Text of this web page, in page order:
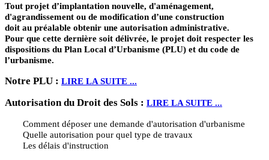
Tout projet d’implantation nouvelle, d'aménagement,
d'agrandissement ou de modification d’une construction
doit au préalable obtenir une autorisation administrative.
Pour que cette dernière soit délivrée, le projet doit respecter les
dispositions du Plan Local d’Urbanisme (PLU) et du code de
l’urbanisme.
Notre PLU : LIRE LA SUITE ...
Autorisation du Droit des Sols : LIRE LA SUITE ...
Comment déposer une demande d'autorisation d'urbanisme
Quelle autorisation pour quel type de travaux
Les délais d'instruction